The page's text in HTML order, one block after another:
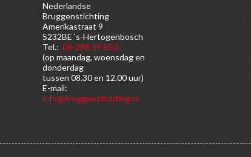
Nederlandse
Bruggenstichting
Amerikastraat 9
5232BE 's-Hertogenbosch
Tel.: 06-288 19 650
(op maandag, woensdag en
donderdag
tussen 08.30 en 12.00 uur)
E-mail:
info@bruggenstichting.nl